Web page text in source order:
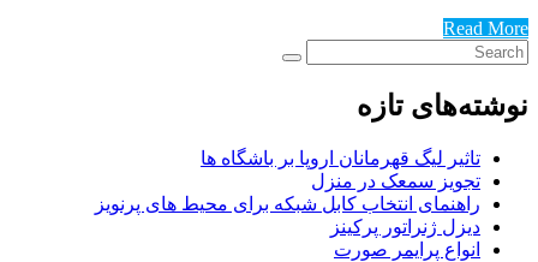
Read More
نوشته‌های تازه
تاثیر لیگ قهرمانان اروپا بر باشگاه ها
تجویز سمعک در منزل
راهنمای انتخاب کابل شبکه برای محیط های پرنویز
دیزل ژنراتور پرکینز
انواع پرایمر صورت